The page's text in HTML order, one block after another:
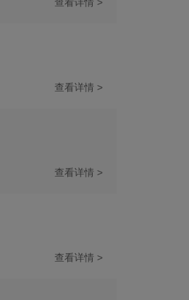
查看详情 >
查看详情 >
查看详情 >